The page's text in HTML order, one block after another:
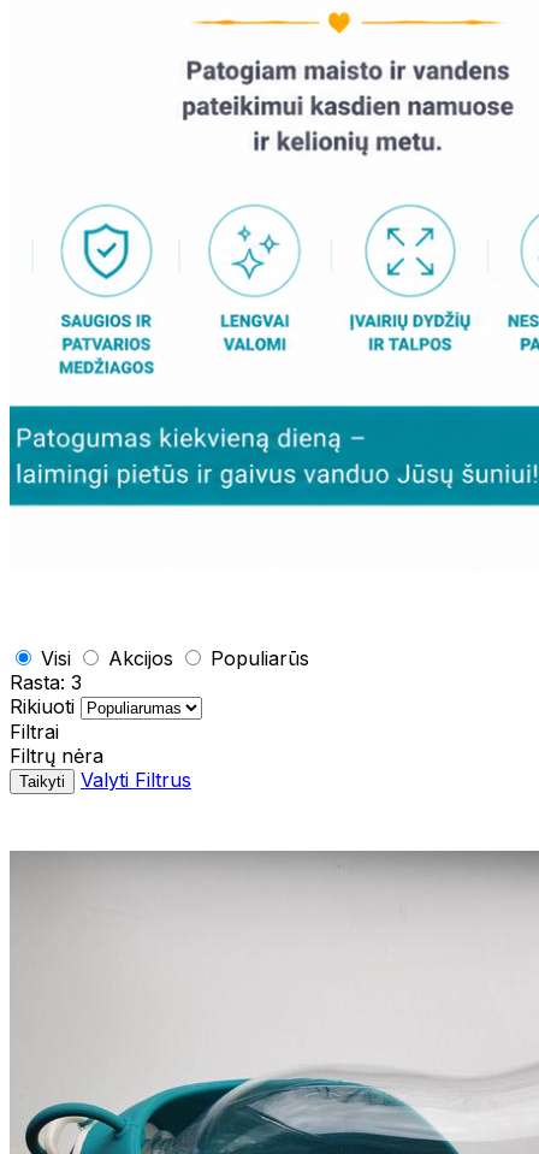
Visi Akcijos
Populiarūs
Rasta: 3
Rikiuoti
Filtrai
Filtrų nėra
Taikyti Valyti Filtrus